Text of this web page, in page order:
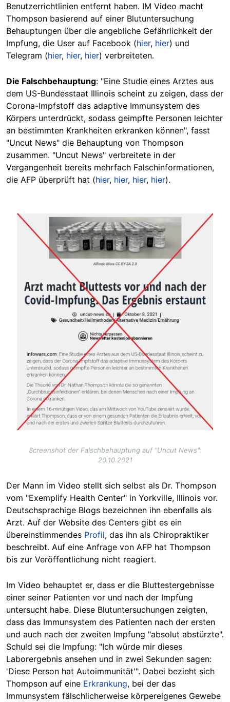
Benutzerrichtlinien entfernt haben. IM Video macht
Thompson basierend auf einer Blutuntersuchung
Behauptungen über die angebliche Gefährlichkeit der
Impfung, die User auf Facebook (hier, hier) und
Telegram (hier, hier, hier) verbreiteten.
Die Falschbehauptung: "Eine Studie eines Arztes aus
dem US-Bundesstaat Illinois scheint zu zeigen, dass der
Corona-Impfstoff das adaptive Immunsystem des
Körpers unterdrückt, sodass geimpfte Personen leichter
an bestimmten Krankheiten erkranken können", fasst
"Uncut News" die Behauptung von Thompson
zusammen. "Uncut News" verbreitete in der
Vergangenheit bereits mehrfach Falschinformationen,
die AFP überprüft hat (hier, hier, hier, hier).
Image
Screenshot der Falschbehauptung auf "Uncut News":
20.10.2021
Der Mann im Video stellt sich selbst als Dr. Thompson
vom "Exemplify Health Center" in Yorkville, Illinois vor.
Deutschsprachige Blogs bezeichnen ihn ebenfalls als
Arzt. Auf der Website des Centers gibt es ein
übereinstimmendes Profil, das ihn als Chiropraktiker
beschreibt. Auf eine Anfrage von AFP hat Thompson
bis zur Veröffentlichung nicht reagiert.
Im Video behauptet er, dass er die Bluttestergebnisse
einer seiner Patienten vor und nach der Impfung
untersucht habe. Diese Blutuntersuchungen zeigten,
dass das Immunsystem des Patienten nach der ersten
und auch nach der zweiten Impfung "absolut abstürzte".
Schuld sei die Impfung: "Ich würde mir dieses
Laborergebnis ansehen und in zwei Sekunden sagen:
'Diese Person hat Autoimmunität'". Dabei bezieht sich
Thompson auf eine Erkrankung, bei der das
Immunsystem fälschlicherweise körpereigenes Gewebe